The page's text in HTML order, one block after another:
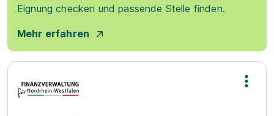
Eignung checken und passende Stelle finden.
Mehr erfahren